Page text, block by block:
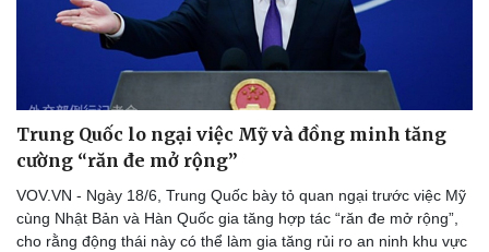
Trung Quốc lo ngại việc Mỹ và đồng minh tăng
cường “răn đe mở rộng”
VOV.VN - Ngày 18/6, Trung Quốc bày tỏ quan ngại trước việc Mỹ
cùng Nhật Bản và Hàn Quốc gia tăng hợp tác “răn đe mở rộng”,
cho rằng động thái này có thể làm gia tăng rủi ro an ninh khu vực